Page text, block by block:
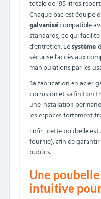
totale de 195 litres
Chaque bac est équipé
galvanisécompatible
standards, ce qui
d'entretien. Lesystème
sécurise l'accès aux
manipulations par les
Sa fabrication en acier
corrosion et sa finition
une installation
les espaces fortement
Enfin, cette poubelle est
fournie), afin de garantir
publics.
Une
intuitive